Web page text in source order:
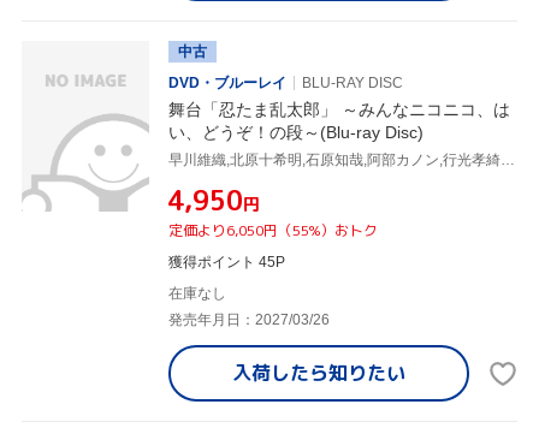
中古
DVD・ブルーレイ
BLU-RAY DISC
舞台「忍たま乱太郎」 ～みんなニコニコ、は
い、どうぞ！の段～(Blu-ray Disc)
早川維織,北原十希明,石原知哉,阿部カノン,行光孝綺,岩間甲樹,大谷誠,秦健豪
¥4,950円
定価より6,050円（55%）おトク
獲得ポイント 45P
在庫なし
発売年月日：2027/03/26
入荷したら知りたい